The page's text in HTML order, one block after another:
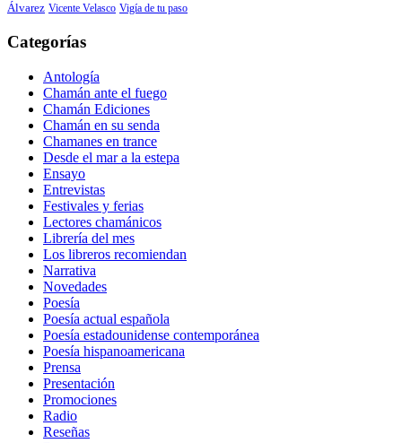
Álvarez Vicente Velasco Vigía de tu paso
Categorías
Antología
Chamán ante el fuego
Chamán Ediciones
Chamán en su senda
Chamanes en trance
Desde el mar a la estepa
Ensayo
Entrevistas
Festivales y ferias
Lectores chamánicos
Librería del mes
Los libreros recomiendan
Narrativa
Novedades
Poesía
Poesía actual española
Poesía estadounidense contemporánea
Poesía hispanoamericana
Prensa
Presentación
Promociones
Radio
Reseñas